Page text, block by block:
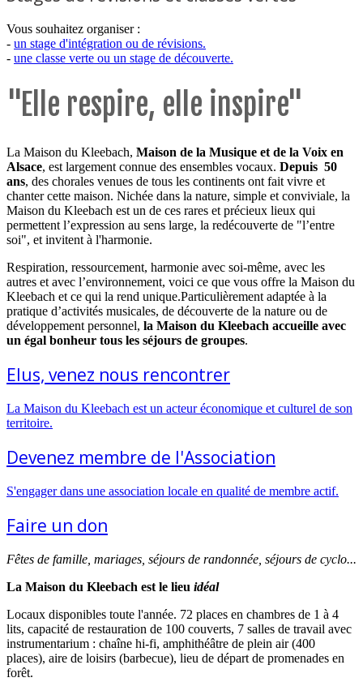
Vous souhaitez organiser :
- un stage d'intégration ou de révisions.
- une classe verte ou un stage de découverte.
"Elle respire, elle inspire"
La Maison du Kleebach, Maison de la Musique et de la Voix en
Alsace, est largement connue des ensembles vocaux. Depuis 50
ans, des chorales venues de tous les continents ont fait vivre et
chanter cette maison. Nichée dans la nature, simple et conviviale, la
Maison du Kleebach est un de ces rares et précieux lieux qui
permettent l’expression au sens large, la redécouverte de "l’entre
soi", et invitent à l'harmonie.
Respiration, ressourcement, harmonie avec soi-même, avec les
autres et avec l’environnement, voici ce que vous offre la Maison du
Kleebach et ce qui la rend unique.Particulièrement adaptée à la
pratique d’activités musicales, de découverte de la nature ou de
développement personnel, la Maison du Kleebach accueille avec
un égal bonheur tous les séjours de groupes.
Elus, venez nous rencontrer
La Maison du Kleebach est un acteur économique et culturel de son
territoire.
Devenez membre de l'Association
S'engager dans une association locale en qualité de membre actif.
Faire un don
Fêtes de famille, mariages, séjours de randonnée, séjours de cyclo...
La Maison du Kleebach est le lieu idéal
Locaux disponibles toute l'année. 72 places en chambres de 1 à 4
lits, capacité de restauration de 100 couverts, 7 salles de travail avec
instrumentarium : chaîne hi-fi, amphithéâtre de plein air (400
places), aire de loisirs (barbecue), lieu de départ de promenades en
forêt.